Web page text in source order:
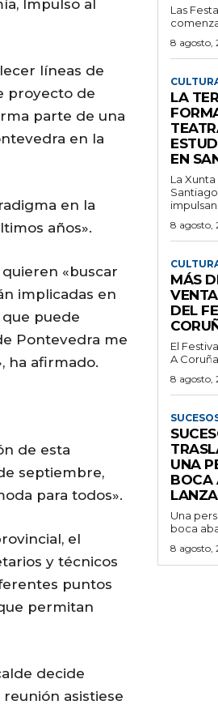
Impulso al
líneas de
proyecto de
parte de una
en la
en la
años».
«buscar
implicadas en
puede
Pontevedra me
ha afirmado.
de esta
septiembre,
para todos».
el
y técnicos
puntos
permitan
decide
asistiese
Las
8 agosto,
LA
EN
La
8 agosto,
MÁS
DEL
El
A
8 agosto,
UNA
BOCA
Una
boca
8 agosto,